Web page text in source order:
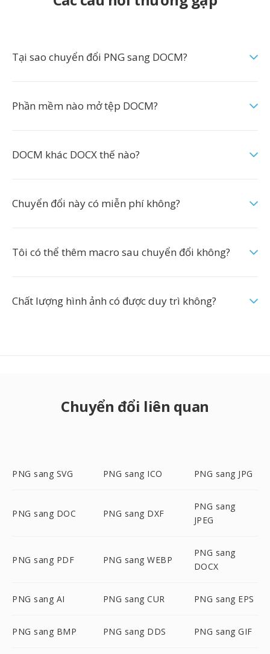
Tại sao chuyển đổi PNG sang DOCM?
Phần mềm nào mở tệp DOCM?
DOCM khác DOCX thế nào?
Chuyển đổi này có miễn phí không?
Tôi có thể thêm macro sau chuyển đổi không?
Chất lượng hình ảnh có được duy trì không?
Chuyển đổi liên quan
PNG sang SVG PNG sang ICO PNG sang JPG
PNG sang DOC PNG sang DXF
PNG sang
JPEG
PNG sang PDF PNG sang WEBP
PNG sang
DOCX
PNG sang AI PNG sang CUR PNG sang EPS
PNG sang BMP PNG sang DDS PNG sang GIF